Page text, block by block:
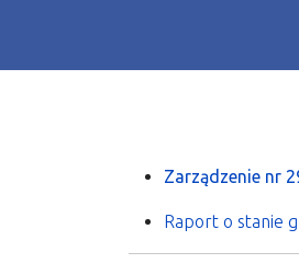
Zarządzenie nr
Raport o stanie